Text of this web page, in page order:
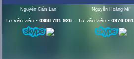
Nguyễn Cẩm Lan
Tư vấn viên- 0968 781 926
Nguyễn Hoàng Mi
Tư vấn viên- 0976